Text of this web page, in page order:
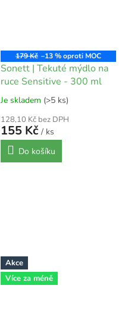
179 Kč –13 %
Sonett | Tekuté mýdlo na
ruce Sensitive - 300 ml
Je skladem (>5 ks)
128,10 Kč bez DPH
155 Kč / ks
Do košíku
Akce
Více za méně